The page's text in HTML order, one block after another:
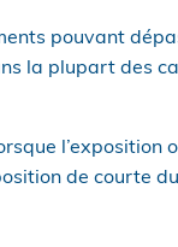
pouvant
la plupart des
l’exposition
de courte